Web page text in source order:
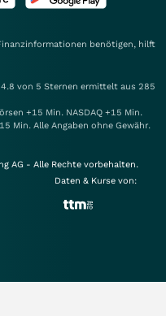
benötigen, hilft
von 5 Sternen ermittelt aus 285
+15 Min. NASDAQ +15 Min.
Min. Alle Angaben ohne Gewähr.
AG - Alle Rechte vorbehalten.
Daten & Kurse von: